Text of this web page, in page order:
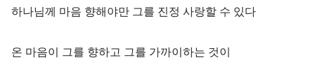
하나님께 마음 향해야만 그를 진정 사랑할 수 있다
온 마음이 그를 향하고 그를 가까이하는 것이